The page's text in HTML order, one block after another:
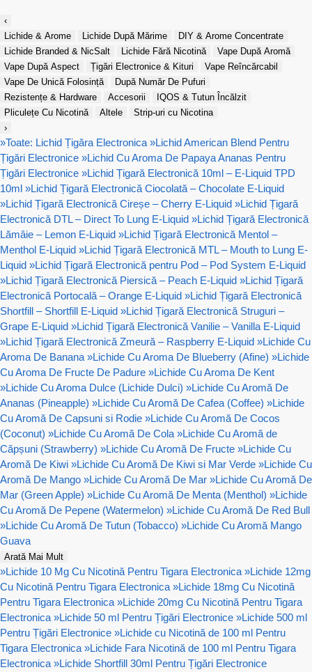
‹
Lichide & Arome
Lichide După Mărime
DIY & Arome Concentrate
Lichide Branded & NicSalt
Lichide Fără Nicotină
Vape După Aromă
Vape După Aspect
Țigări Electronice & Kituri
Vape Reîncărcabil
Vape De Unică Folosință
După Număr De Pufuri
Rezistențe & Hardware
Accesorii
IQOS & Tutun Încălzit
Pliculețe Cu Nicotină
Altele
Strip-uri cu Nicotina
›
»Toate: Lichid Țigăra Electronica »Lichid American Blend Pentru
Țigări Electronice »Lichid Cu Aroma De Papaya Ananas Pentru
Țigări Electronice »Lichid Țigară Electronică 10ml – E-Liquid TPD
10ml »Lichid Țigară Electronică Ciocolată – Chocolate E-Liquid
»Lichid Țigară Electronică Cireșe – Cherry E-Liquid »Lichid Țigară
Electronică DTL – Direct To Lung E-Liquid »Lichid Țigară Electronică
Lămâie – Lemon E-Liquid »Lichid Țigară Electronică Mentol –
Menthol E-Liquid »Lichid Țigară Electronică MTL – Mouth to Lung E-
Liquid »Lichid Țigară Electronică pentru Pod – Pod System E-Liquid
»Lichid Țigară Electronică Piersică – Peach E-Liquid »Lichid Țigară
Electronică Portocală – Orange E-Liquid »Lichid Țigară Electronică
Shortfill – Shortfill E-Liquid »Lichid Țigară Electronică Struguri –
Grape E-Liquid »Lichid Țigară Electronică Vanilie – Vanilla E-Liquid
»Lichid Țigară Electronică Zmeură – Raspberry E-Liquid »Lichide Cu
Aroma De Banana »Lichide Cu Aroma De Blueberry (Afine) »Lichide
Cu Aroma De Fructe De Padure »Lichide Cu Aroma De Kent
»Lichide Cu Aroma Dulce (Lichide Dulci) »Lichide Cu Aromă De
Ananas (Pineapple) »Lichide Cu Aromă De Cafea (Coffee) »Lichide
Cu Aromă De Capsuni si Rodie »Lichide Cu Aromă De Cocos
(Coconut) »Lichide Cu Aromă De Cola »Lichide Cu Aromă de
Căpșuni (Strawberry) »Lichide Cu Aromă De Fructe »Lichide Cu
Aromă De Kiwi »Lichide Cu Aromă De Kiwi si Mar Verde »Lichide Cu
Aromă De Mango »Lichide Cu Aromă De Mar »Lichide Cu Aromă De
Mar (Green Apple) »Lichide Cu Aromă De Menta (Menthol) »Lichide
Cu Aromă De Pepene (Watermelon) »Lichide Cu Aromă De Red Bull
»Lichide Cu Aromă De Tutun (Tobacco) »Lichide Cu Aromă Mango
Guava
Arată Mai Mult
»Lichide 10 Mg Cu Nicotină Pentru Tigara Electronica »Lichide 12mg
Cu Nicotină Pentru Tigara Electronica »Lichide 18mg Cu Nicotină
Pentru Tigara Electronica »Lichide 20mg Cu Nicotină Pentru Tigara
Electronica »Lichide 50 ml Pentru Țigări Electronice »Lichide 500 ml
Pentru Țigări Electronice »Lichide cu Nicotină de 100 ml Pentru
Tigara Electronica »Lichide Fara Nicotină de 100 ml Pentru Tigara
Electronica »Lichide Shortfill 30ml Pentru Țigări Electronice